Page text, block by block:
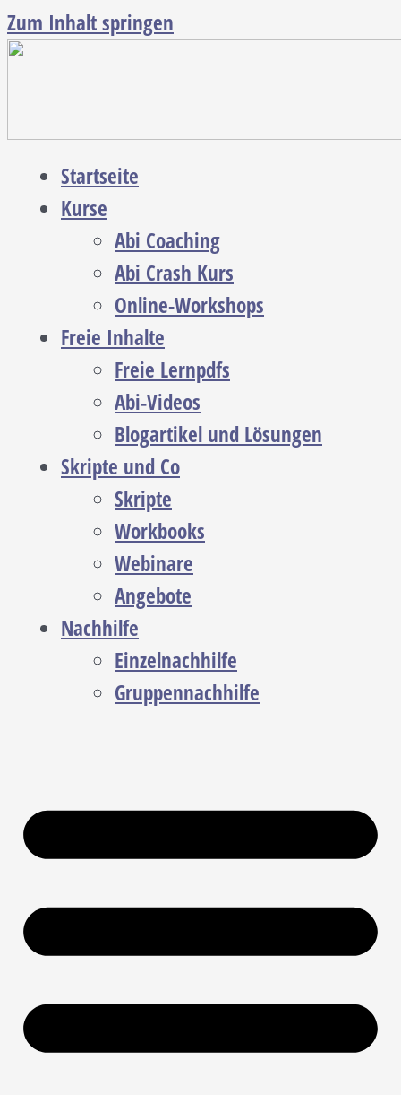
Zum Inhalt springen
Startseite
Kurse
Abi Coaching
Abi Crash Kurs
Online-Workshops
Freie Inhalte
Freie Lernpdfs
Abi-Videos
Blogartikel und Lösungen
Skripte und Co
Skripte
Workbooks
Webinare
Angebote
Nachhilfe
Einzelnachhilfe
Gruppennachhilfe